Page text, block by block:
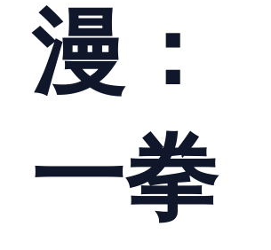
漫：
一拳